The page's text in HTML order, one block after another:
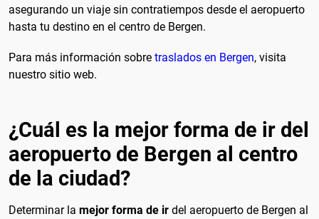
asegurando un viaje sin contratiempos desde el aeropuerto
hasta tu destino en el centro de Bergen.
Para más información sobre traslados en Bergen, visita
nuestro sitio web.
¿Cuál es la mejor forma de ir del
aeropuerto de Bergen al centro
de la ciudad?
Determinar la mejor forma de ir del aeropuerto de Bergen al